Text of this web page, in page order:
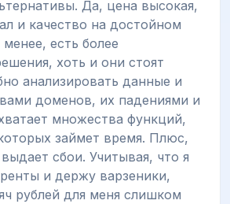
Да, цена высокая,
и качество на достойном
есть более
хоть и они стоят
анализировать данные и
доменов, их падениями и
множества функций,
займет время. Плюс,
сбои. Учитывая, что я
и держу варзеники,
рублей для меня слишком